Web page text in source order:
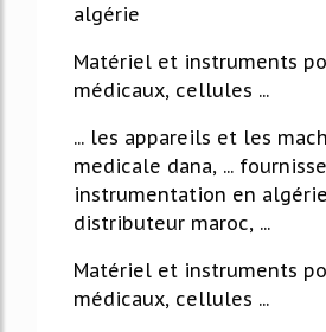
algérie
Matériel et instruments
médicaux, cellules ...
... les appareils et les
medicale dana, ...
instrumentation en
distributeur maroc, ...
Matériel et instruments
médicaux, cellules ...